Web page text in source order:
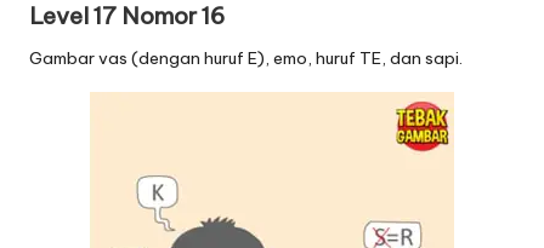
Level 17 Nomor 16
Gambar vas (dengan huruf E), emo, huruf TE, dan sapi.